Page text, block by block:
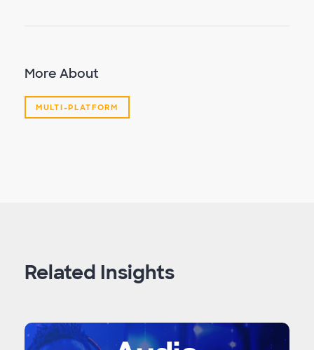
More About
MULTI-PLATFORM
Related Insights